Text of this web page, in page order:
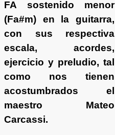
FA sostenido menor
(Fa#m) en la guitarra,
con sus respectiva
escala, acordes,
ejercicio y preludio, tal
como nos tienen
acostumbrados el
maestro Mateo
Carcassi.